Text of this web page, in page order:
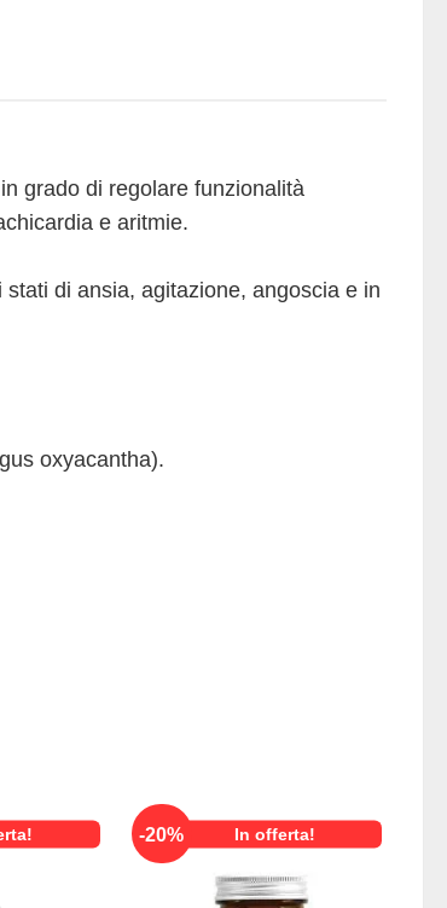
grado di regolare funzionalità
e aritmie.
di ansia, agitazione, angoscia e in
oxyacantha).
-20% In offerta!